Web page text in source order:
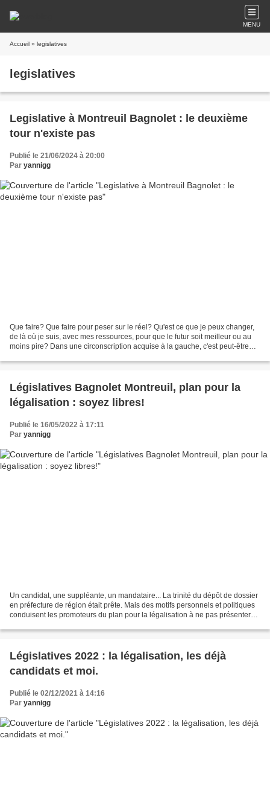
MENU
Accueil » legislatives
legislatives
Legislative à Montreuil Bagnolet : le deuxième
tour n'existe pas
Publié le 21/06/2024 à 20:00
Par yannigg
Que faire? Que faire pour peser sur le réel? Qu'est ce que je peux changer,
de là où je suis, avec mes ressources, pour que le futur soit meilleur ou au
moins pire? Dans une circonscription acquise à la gauche, c'est peut-être
Législatives Bagnolet Montreuil, plan pour la
légalisation : soyez libres!
Publié le 16/05/2022 à 17:11
Par yannigg
Un candidat, une suppléante, un mandataire... La trinité du dépôt de dossier
en préfecture de région était prête. Mais des motifs personnels et politiques
conduisent les promoteurs du plan pour la légalisation à ne pas présenter
Législatives 2022 : la légalisation, les déjà
candidats et moi.
Publié le 02/12/2021 à 14:16
Par yannigg